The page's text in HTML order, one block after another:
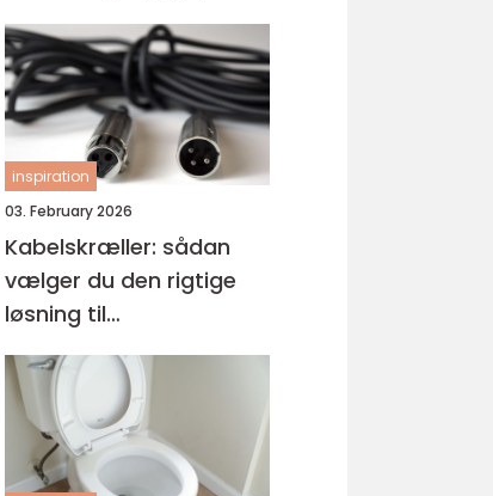
og events
inspiration
03. February 2026
Kabelskræller: sådan
vælger du den rigtige
løsning til
kabelhåndtering